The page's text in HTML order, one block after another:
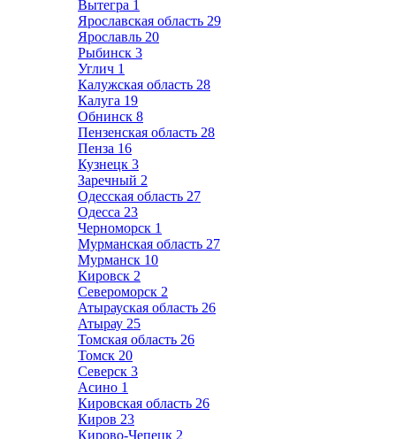
Вытегра 1
Ярославская область 29
Ярославль 20
Рыбинск 3
Углич 1
Калужская область 28
Калуга 19
Обнинск 8
Пензенская область 28
Пенза 16
Кузнецк 3
Заречный 2
Одесская область 27
Одесса 23
Черноморск 1
Мурманская область 27
Мурманск 10
Кировск 2
Североморск 2
Атырауская область 26
Атырау 25
Томская область 26
Томск 20
Северск 3
Асино 1
Кировская область 26
Киров 23
Кирово-Чепецк 2